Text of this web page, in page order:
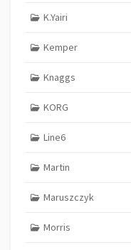
K.Yairi
Kemper
Knaggs
KORG
Line6
Martin
Maruszczyk
Morris